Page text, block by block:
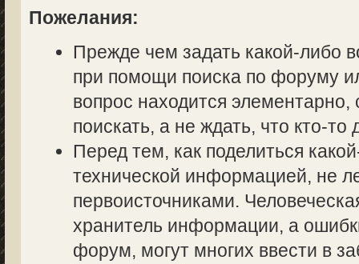
Пожелания:
Прежде чем задать какой-либо
при помощи поиска по форуму
вопрос находится элементарно,
поискать, а не ждать, что кто-то
Перед тем, как поделиться
технической информацией, не
первоисточниками.
хранитель информации, а
форум, могут многих ввести в